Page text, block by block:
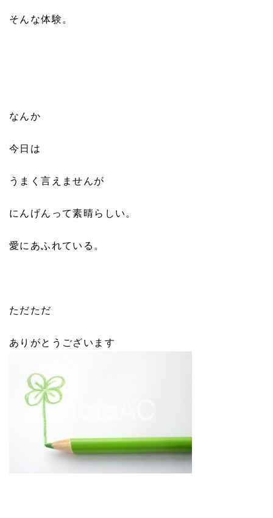
そんな体験。
なんか
今日は
うまく言えませんが
にんげんって素晴らしい。
愛にあふれている。
ただただ
ありがとうございます